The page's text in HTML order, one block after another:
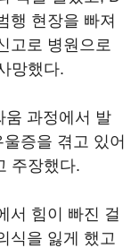
행 현장을 빠져
고로 병원으로
망했다.
움 과정에서 발
증을 겪고 있어
주장했다.
서 힘이 빠진 걸
식을 잃게 했고